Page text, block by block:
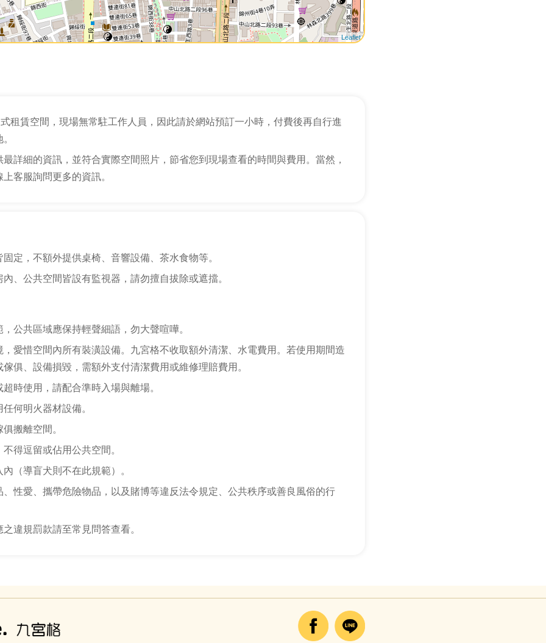
Leaflet
租賃空間，現場無常駐工作人員，因此請於網站預訂一小時，付費後再自行進
詳細的資訊，並符合實際空間照片，節省您到現場查看的時間與費用。當然，
客服詢問更多的資訊。
定，不額外提供桌椅、音響設備、茶水食物等。
、公共空間皆設有監視器，請勿擅自拔除或遮擋。
公共區域應保持輕聲細語，勿大聲喧嘩。
，愛惜空間內所有裝潢設備。九宮格不收取額外清潔、水電費用。若使用期間造
俱、設備損毀，需額外支付清潔費用或維修理賠費用。
時使用，請配合準時入場與離場。
何明火器材設備。
搬離空間。
得逗留或佔用公共空間。
（導盲犬則不在此規範）。
、性愛、攜帶危險物品，以及賭博等違反法令規定、公共秩序或善良風俗的行
違規罰款請至常見問答查看。